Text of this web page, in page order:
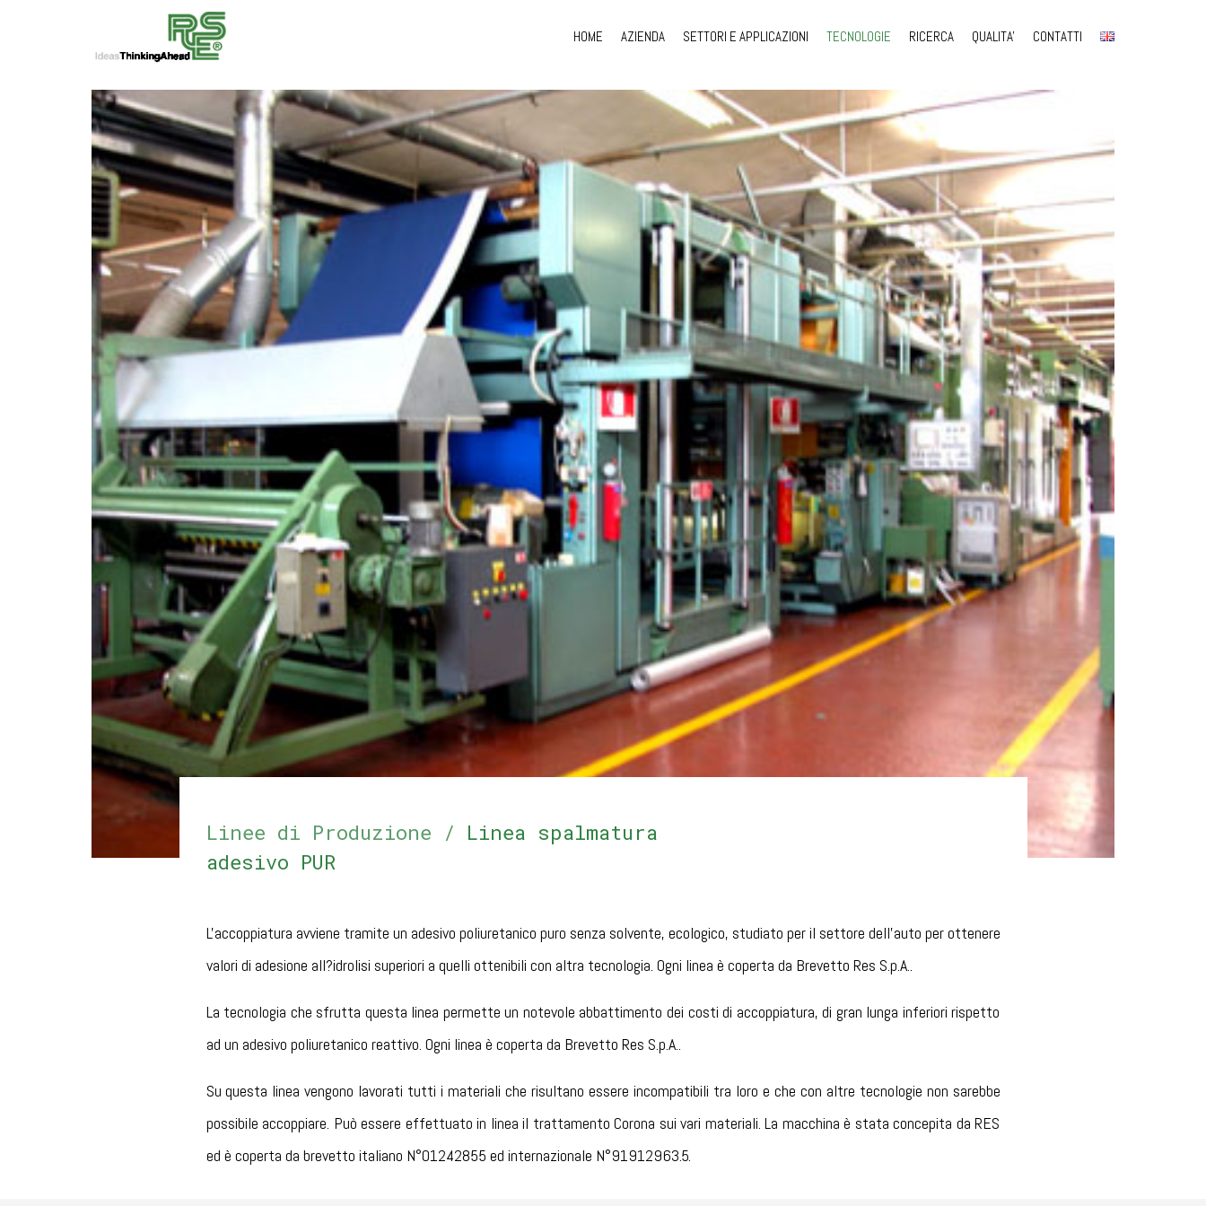
HOME AZIENDA SETTORI E APPLICAZIONI TECNOLOGIE RICERCA QUALITA' CONTATTI
Linee di Produzione / Linea spalmatura
adesivo PUR
L'accoppiatura avviene tramite un adesivo poliuretanico puro senza solvente, ecologico, studiato per il settore dell'auto per ottenere
valori di adesione all?idrolisi superiori a quelli ottenibili con altra tecnologia. Ogni linea è coperta da Brevetto Res S.p.A..
La tecnologia che sfrutta questa linea permette un notevole abbattimento dei costi di accoppiatura, di gran lunga inferiori rispetto
ad un adesivo poliuretanico reattivo. Ogni linea è coperta da Brevetto Res S.p.A..
Su questa linea vengono lavorati tutti i materiali che risultano essere incompatibili tra loro e che con altre tecnologie non sarebbe
possibile accoppiare. Può essere effettuato in linea il trattamento Corona sui vari materiali. La macchina è stata concepita da RES
ed è coperta da brevetto italiano N°01242855 ed internazionale N°91912963.5.